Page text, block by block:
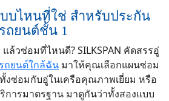
งตามที่ขอไปครบไหม : ตอนแรกที่
ตัว ทางเราเลยติดต่อไปกับกับโบก
พิ่มเติมให้ รอประมาณ 14 วันทาง
กรมธรรม์เพิ่มเติมให้
ป็นประโยชน์ไม่มากก็น้อยกับเพื่อนๆ
บไหนที่ใช่ สำหรับประกัน
รถยนต์ชั้น 1
ล้วซ่อมที่ไหนดี? SILKSPAN คัดสรรอู่
ถยนต์ใกล้ฉัน มาให้คุณเลือกแผนซ่อม
งซ่อมกับอู่ในเครือคุณภาพเยี่ยม หรือ
การมาตรฐาน มาดูกันว่าทั้งสองแบบ